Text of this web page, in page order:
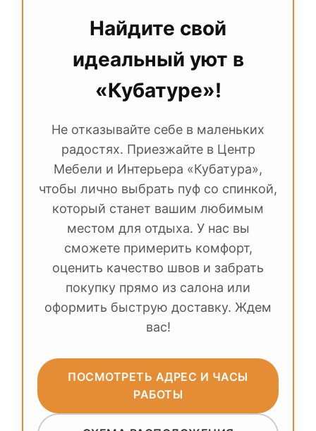
пыли и влаги. Подробнее о выборе
материалов вам расскажут
консультанты в салонах на 1 этаже.
Найдите свой
идеальный уют в
«Кубатуре»!
Не отказывайте себе в маленьких
радостях. Приезжайте в Центр
Мебели и Интерьера «Кубатура»,
чтобы лично выбрать пуф со спинкой,
который станет вашим любимым
местом для отдыха. У нас вы
сможете примерить комфорт,
оценить качество швов и забрать
покупку прямо из салона или
оформить быструю доставку. Ждем
вас!
ПОСМОТРЕТЬ АДРЕС И ЧАСЫ
РАБОТЫ